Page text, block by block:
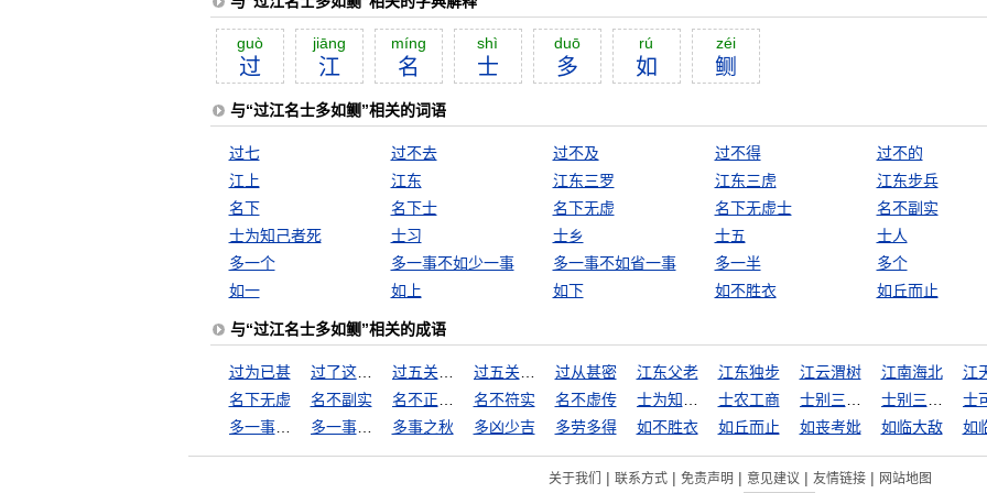
guò
过
jiāng
江
míng
名
shì
士
duō
多
rú
如
zéi
鲗
与“过江名士多如鲗”相关的词语
过七 过不去 过不及 过不得
过不的
江上
江东 江东三罗 江东三虎
江东步兵
名下
名下士 名下无虚 名下无虚士
名不副实
士为知己者死
士习 士乡 士五
士人
多一个
多一事不如少一事 多一事不如省一事 多一半
多个
如一
如上 如下 如不胜衣 如丘而止
与“过江名士多如鲗”相关的成语
过为已甚 过了这个村，没这个店 过从甚密 江东父老 江东独步 江云渭树 江南海北
江
名下无虚
名不副实 名不符实 名不虚传 士农工商
多一事不如少一事
多一事不如省一事 多事之秋 多凶少吉 多劳多得 如不胜衣 如丘而止 如丧考妣 如临大敌 如
关于我们 | 联系方式 | 免责声明 | 意见建议 | 友情链接 | 网站地图